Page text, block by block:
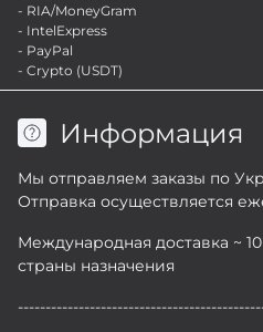
- RIA/MoneyGram
- IntelExpress
- PayPal
- Crypto (USDT)
Информация
Мы отправляем заказы по
Отправка осуществляется
Международная доставка ~
страны назначения